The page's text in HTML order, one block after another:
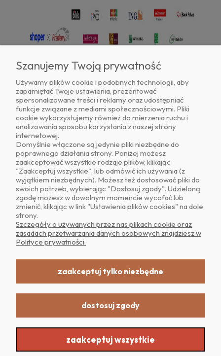
Znajdź nas na
O NAS
OBSŁUGA KLIENTA
POMOC
MOJE KONTO
Realizacja: Dpl Agency -Szablony Shoper
Sklep internetowy Shoper.pl
Szanujemy Twoją prywatność
Używamy plików cookie i podobnych technologii, aby
zapamiętać Twoje ustawienia, prezentować
spersonalizowane treści i reklamy oraz udostępniać
funkcje związane z mediami społecznościowymi. Pliki
cookie wykorzystujemy również do mierzenia ruchu i
analizowania sposobu korzystania z naszej strony
internetowej.
Domyślnie włączone są jedynie pliki niezbędne do
poprawnego działania strony. Poniżej możesz
zaakceptować wszystkie rodzaje plików, klikając
"Zaakceptuj wszystkie", lub odmówić ich używania (z
wyjątkiem niezbędnych). Możesz też dostosować pliki do
swoich potrzeb, wybierając "Dostosuj zgody". Udzieloną
zgodę możesz w dowolnym momencie wycofać lub
zmienić, klikając w link "Ustawienia plików cookies" na dole
strony.
Szczegóły o używanych przez nas plikach cookie oraz
zasadach przetwarzania danych osobowych znajdziesz w
Polityce prywatności.
zaakceptuj tylko niezbędne
dostosuj zgody
zaakceptuj wszystkie